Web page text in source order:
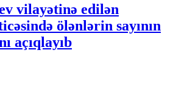
vilayətinə edilən
ölənlərin sayının
açıqlayıb